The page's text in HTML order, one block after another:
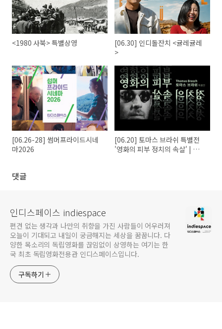
<1980 사북> 특별상영
[06.30] 인디돌잔치 <귤레귤레
>
[06.26-28] 썸머프라이드시네
마2026
[06.20] 토마스 브라쉬 특별전
'영화의 피부 정치의 속살' | 김
댓글
인디스페이스 indiespace
편견 없는 생각과 나만의 취향을 가진 사람들이 어우러져
오늘이 기대되고 내일이 궁금해지는 세상을 꿈꿉니다. 다
양한 목소리의 독립영화를 끊임없이 상영하는 여기는 한
국 최초 독립영화전용관 인디스페이스입니다.
구독하기